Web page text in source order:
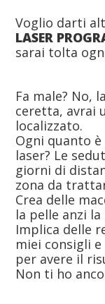
Voglio darti
LASER
sarai tolta
Fa male? No,
ceretta, avrai
localizzato.
Ogni quanto
laser? Le
giorni di
zona da
Crea delle
la pelle anzi
Implica delle
miei consigli
per avere il
Non ti ho